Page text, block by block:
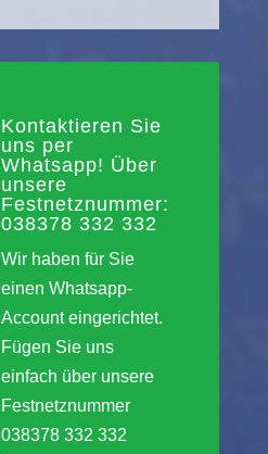
Kontaktieren Sie
uns per
Whatsapp! Über
unsere
Festnetznummer:
038378 332 332
Wir haben für Sie
einen Whatsapp-
Account eingerichtet.
Fügen Sie uns
einfach über unsere
Festnetznummer
038378 332 332